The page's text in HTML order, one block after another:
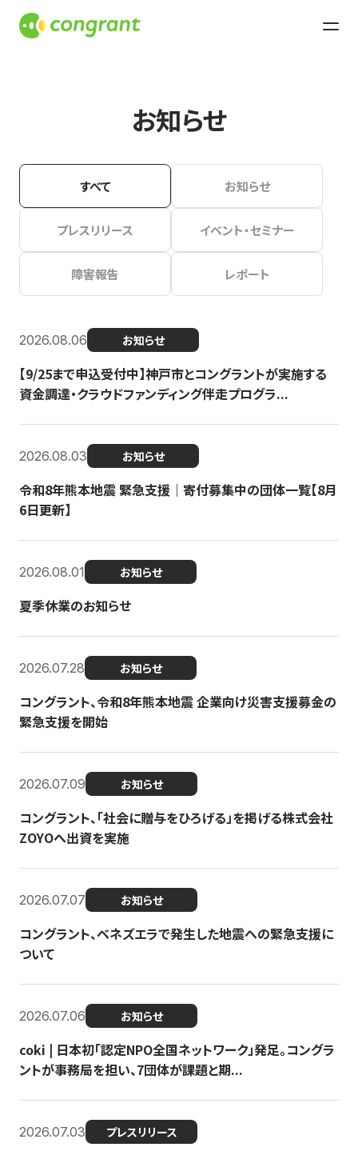
お知らせ
すべて お知らせ
プレスリリース イベント・セミナー
障害報告 レポート
2026.08.06 お知らせ
【9/25まで申込受付中】神戸市とコングラントが実施する
資金調達・クラウドファンディング伴走プログラ...
2026.08.03 お知らせ
令和8年熊本地震 緊急支援｜寄付募集中の団体一覧【8月
6日更新】
2026.08.01 お知らせ
夏季休業のお知らせ
2026.07.28 お知らせ
コングラント、令和8年熊本地震 企業向け災害支援募金の
緊急支援を開始
2026.07.09 お知らせ
コングラント、「社会に贈与をひろげる」を掲げる株式会社
ZOYOへ出資を実施
2026.07.07 お知らせ
コングラント、ベネズエラで発生した地震への緊急支援に
ついて
2026.07.06 お知らせ
coki | 日本初「認定NPO全国ネットワーク」発足。コングラ
ントが事務局を担い、7団体が課題と期...
2026.07.03 プレスリリース